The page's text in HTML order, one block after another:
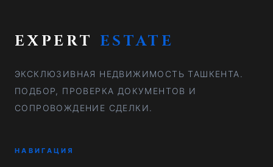
EXPERT ESTATE
ЭКСКЛЮЗИВНАЯ НЕДВИЖИМОСТЬ ТАШКЕНТА.
ПОДБОР, ПРОВЕРКА ДОКУМЕНТОВ И
СОПРОВОЖДЕНИЕ СДЕЛКИ.
НАВИГАЦИЯ